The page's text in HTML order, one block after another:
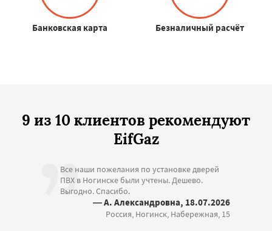
Банковская карта Безналичный расчёт
9 из 10 клиентов рекомендуют
EifGaz
Все наши пожелания по установке дверей
ПВХ в Ногинске были учтены. Дешево.
Выгодно. Спасибо.
— А. Александровна, 18.07.2026
Россия, Ногинск, Набережная, 15